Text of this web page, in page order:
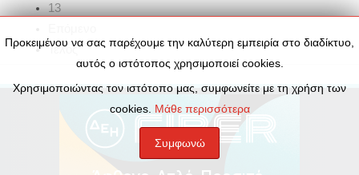
13
Τέλος
Προκειμένου να σας παρέχουμε την καλύτερη εμπειρία στο διαδίκτυο,
αυτός ο ιστότοπος χρησιμοποιεί cookies.
Χρησιμοποιώντας τον ιστότοπο μας, συμφωνείτε με τη χρήση των
cookies. Μάθε περισσότερα
Συμφωνώ